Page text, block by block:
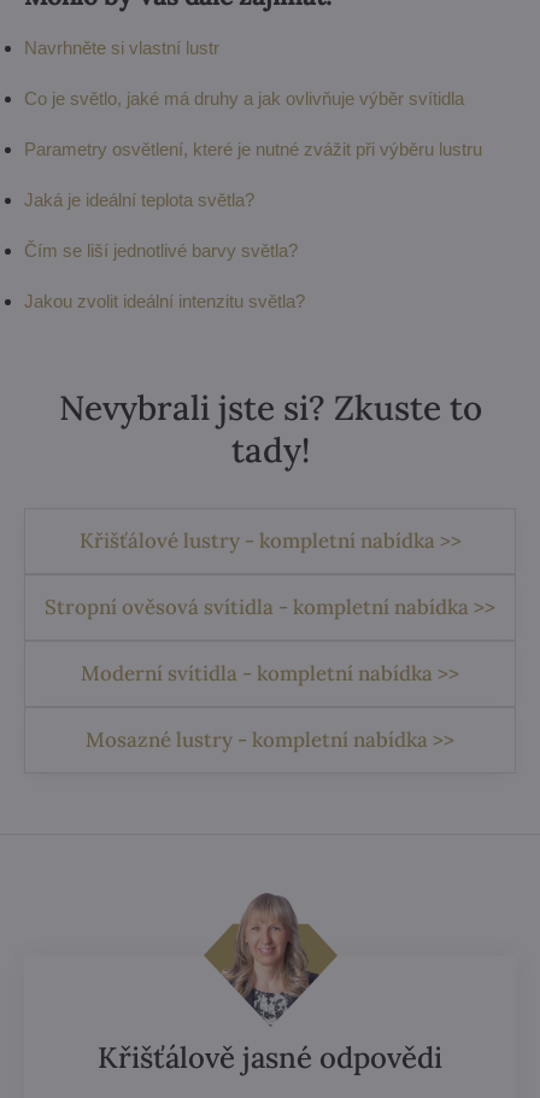
Navrhněte si vlastní lustr
Co je světlo, jaké má druhy a jak ovlivňuje výběr svítidla
Parametry osvětlení, které je nutné zvážit při výběru lustru
Jaká je ideální teplota světla?
Čím se liší jednotlivé barvy světla?
Jakou zvolit ideální intenzitu světla?
Nevybrali jste si? Zkuste to
tady!
Křišťálové lustry - kompletní nabídka >>
Stropní ověsová svítidla - kompletní nabídka >>
Moderní svítidla - kompletní nabídka >>
Mosazné lustry - kompletní nabídka >>
Křišťálově jasné odpovědi